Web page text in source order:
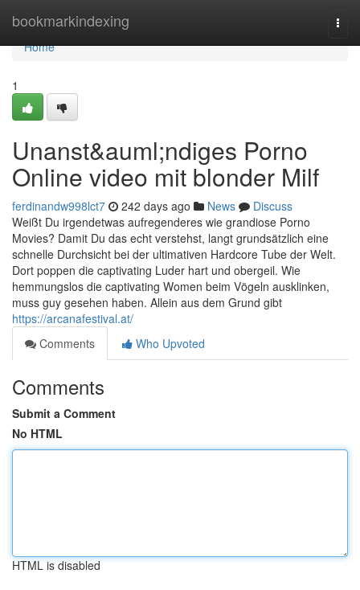
bookmarkindexing
Home
Home
1
Unanst&auml;ndiges Porno
Online video mit blonder Milf
ferdinandw998lct7 242 days ago News
Discuss
Weißt Du irgendetwas aufregenderes wie grandiose Porno
Movies? Damit Du das echt verstehst, langt grundsätzlich eine
schnelle Durchsicht bei der ultimativen Hardcore Tube der Welt.
Dort poppen die captivating Luder hart und obergeil. Wie
hemmungslos die captivating Women beim Vögeln ausklinken,
muss guy gesehen haben. Allein aus dem Grund gibt
https://arcanafestival.at/
Comments
Who Upvoted
Comments
Submit a Comment
No HTML
HTML is disabled